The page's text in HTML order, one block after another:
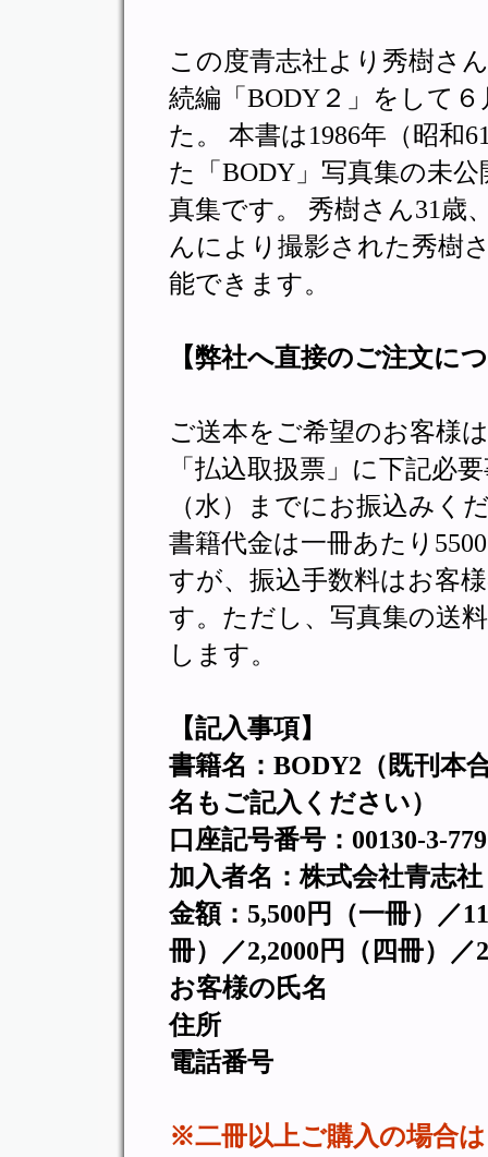
この度青志社より秀樹さ
続編「BODY２」をして
た。 本書は1986年（昭和
た「BODY」写真集の未
真集です。 秀樹さん31歳
んにより撮影された秀樹
能できます。
【弊社へ直接のご注文に
ご送本をご希望のお客様
「払込取扱票」に下記必
（水）までにお振込みく
書籍代金は一冊あたり
すが、振込手数料はお客
す。ただし、写真集の送
します。
【記入事項】
書籍名：BODY2（既刊本
名もご記入ください）
口座記号番号：00130-3-
加入者名：株式会社青志社
金額：5,500円（一冊）／
冊）／2,2000円（四冊）／
お客様の氏名
住所
電話番号
※二冊以上ご購入の場合